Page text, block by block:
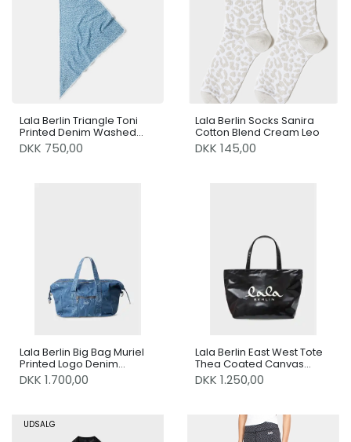
Lala Berlin Triangle Toni
Printed Denim Washed
Blue Leo
DKK 750,00
Lala Berlin Socks Sanira
Cotton Blend Cream Leo
DKK 145,00
Lala Berlin Big Bag Muriel
Printed Logo Denim
Washed Blue
DKK 1.700,00
Lala Berlin East West Tote
Thea Coated Canvas
Black
DKK 1.250,00
UDSALG